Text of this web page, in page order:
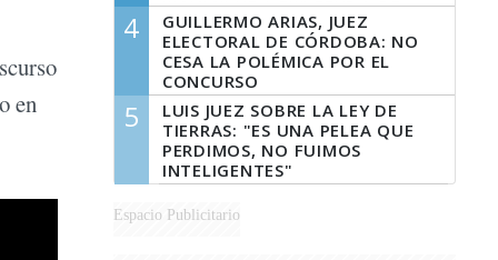
en
SENAF
4
GUILLERMO ARIAS, JUEZ
ELECTORAL DE CÓRDOBA: NO
CESA LA POLÉMICA POR EL
CONCURSO
5
LUIS JUEZ SOBRE LA LEY DE
TIERRAS: "ES UNA PELEA QUE
PERDIMOS, NO FUIMOS
INTELIGENTES"
Espacio Publicitario